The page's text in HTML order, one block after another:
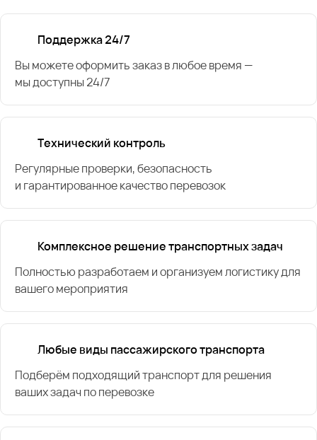
Поддержка 24/7
Вы можете оформить заказ в любое время —
мы доступны 24/7
Технический контроль
Регулярные проверки, безопасность
и гарантированное качество перевозок
Комплексное решение транспортных задач
Полностью разработаем и организуем логистику для
вашего мероприятия
Любые виды пассажирского транспорта
Подберём подходящий транспорт для решения
ваших задач по перевозке